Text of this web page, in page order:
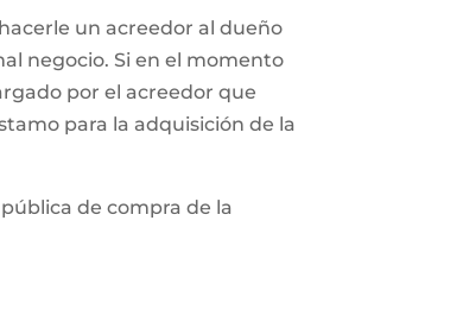
un acreedor al dueño
negocio. Si en el momento
por el acreedor que
para la adquisición de la
de compra de la